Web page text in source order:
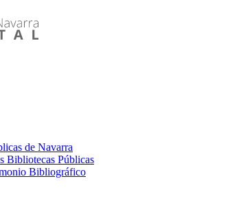
de Navarra
Bibliotecas Públicas
Bibliográfico